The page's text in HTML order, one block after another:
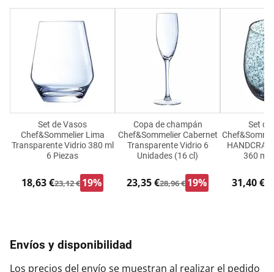
Set de Vasos
Chef&Sommelier Lima
Transparente Vidrio 380 ml
6 Piezas
18,63 €23,12 € 19%
Copa de champán
Chef&Sommelier Cabernet
Transparente Vidrio 6
Unidades (16 cl)
23,35 €28,96 € 19%
Set
360 ml
31,40 €
Envíos y disponibilidad
Los precios del envío se muestran al realizar el pedido